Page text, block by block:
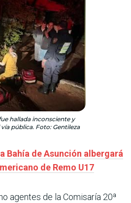
hallada inconsciente y
pública. Foto: Gentileza
Bahía de Asunción albergará
de Remo U17
agentes de la Comisaría 20ª